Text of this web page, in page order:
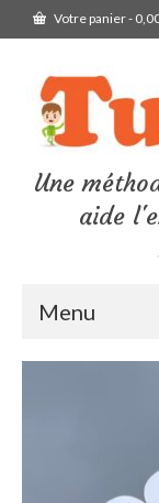
Votre panier-
Une
aide
Menu